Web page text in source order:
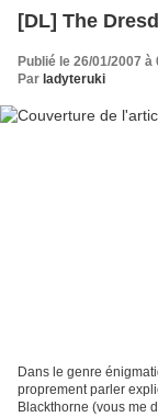
[DL] The
Publié le 26/01/2007 à
Par ladyteruki
Dans le genre
proprement parler
Blackthorne (vous me